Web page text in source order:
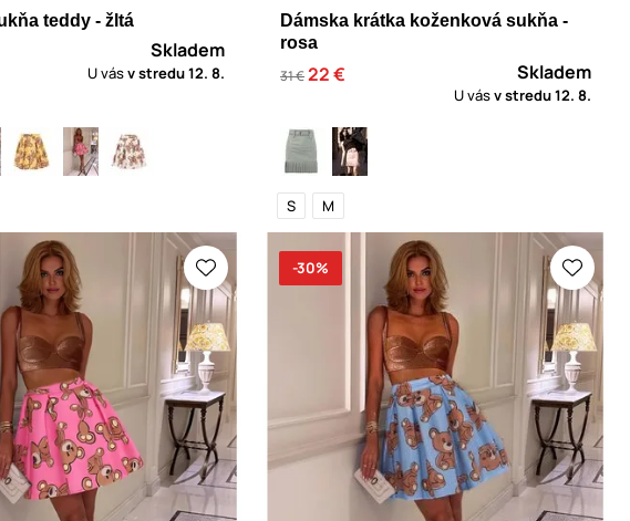
teddy - žltá
Skladem
U vásv stredu12. 8.
Dámska krátka koženková sukňa -
rosa
31 €22 € Skladem
U vásv stredu12. 8.
S M
-30%